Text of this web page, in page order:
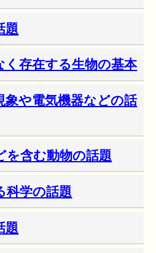
題
く存在する生物の基本
象や電気機器などの話
を含む動物の話題
科学の話題
題